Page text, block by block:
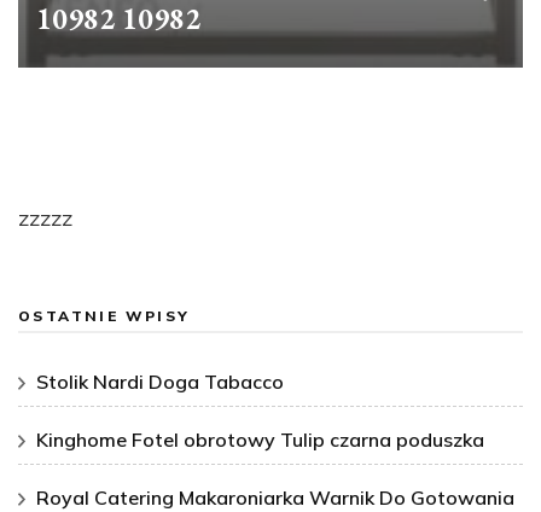
10982 10982
zzzzz
OSTATNIE WPISY
Stolik Nardi Doga Tabacco
Kinghome Fotel obrotowy Tulip czarna poduszka
Royal Catering Makaroniarka Warnik Do Gotowania